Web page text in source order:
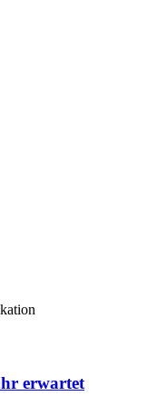
erwartet